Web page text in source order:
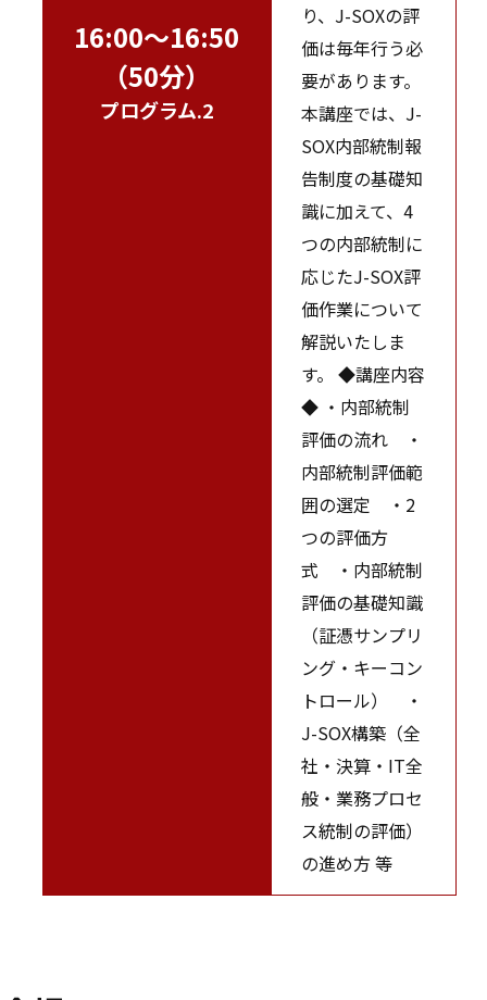
16:00～16:50
（50分）
プログラム.2
り、J-SOXの評
価は毎年行う必
要があります。
本講座では、J-
SOX内部統制報
告制度の基礎知
識に加えて、4
つの内部統制に
応じたJ-SOX評
価作業について
解説いたしま
す。 ◆講座内容
◆ ・内部統制
評価の流れ ・
内部統制評価範
囲の選定 ・2
つの評価方
式 ・内部統制
評価の基礎知識
（証憑サンプリ
ング・キーコン
トロール） ・
J-SOX構築（全
社・決算・IT全
般・業務プロセ
ス統制の評価）
の進め方 等